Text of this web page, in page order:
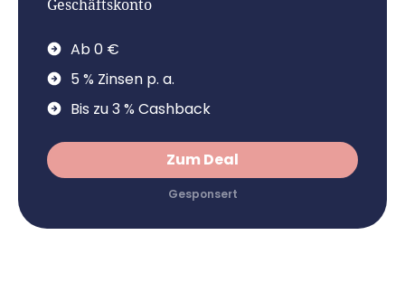
Geschäftskonto
Ab 0 €
5 % Zinsen p. a.
Bis zu 3 % Cashback
Zum Deal